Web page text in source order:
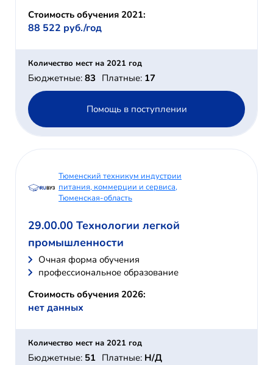
Стоимость обучения 2021:
88 522 руб./год
Количество мест на 2021 год
Бюджетные: 83 Платные: 17
Помощь в поступлении
Тюменский техникум индустрии
питания, коммерции и сервиса,
Тюменская-область
29.00.00 Технологии легкой
промышленности
Очная форма обучения
профессиональное образование
Стоимость обучения 2026:
нет данных
Количество мест на 2021 год
Бюджетные: 51 Платные: Н/Д